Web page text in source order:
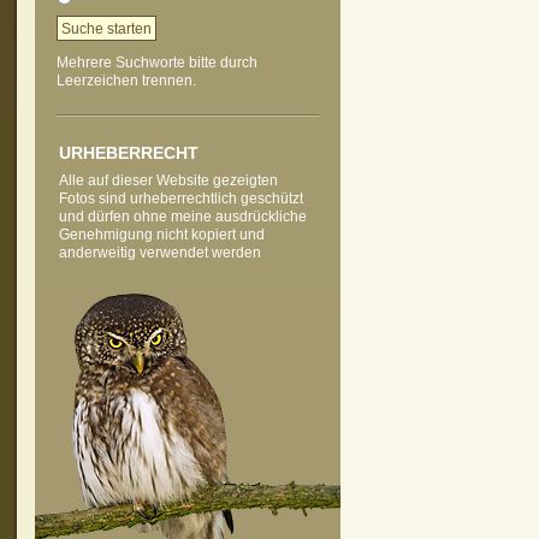
Mehrere Suchworte bitte durch
Leerzeichen trennen.
URHEBERRECHT
Alle auf dieser Website gezeigten
Fotos sind urheberrechtlich geschützt
und dürfen ohne meine ausdrückliche
Genehmigung nicht kopiert und
anderweitig verwendet werden